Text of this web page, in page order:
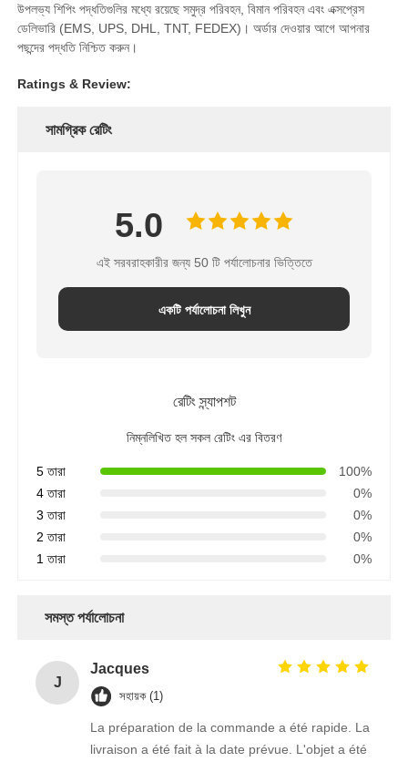
উপলভ্য শিপিং পদ্ধতিগুলির মধ্যে রয়েছে সমুদ্র পরিবহন, বিমান পরিবহন এবং এক্সপ্রেস
ডেলিভারি (EMS, UPS, DHL, TNT, FEDEX)। অর্ডার দেওয়ার আগে আপনার
পছন্দের পদ্ধতি নিশ্চিত করুন।
Ratings & Review:
সামগ্রিক রেটিং
5.0
এই সরবরাহকারীর জন্য 50 টি পর্যালোচনার ভিত্তিতে
একটি পর্যালোচনা লিখুন
রেটিং স্ন্যাপশট
নিম্নলিখিত হল সকল রেটিং এর বিতরণ
5 তারা
100%
4 তারা
0%
3 তারা
0%
2 তারা
0%
1 তারা
0%
সমস্ত পর্যালোচনা
J
Jacques
সহায়ক (1)
La préparation de la commande a été rapide. La
livraison a été fait à la date prévue. L'objet a été